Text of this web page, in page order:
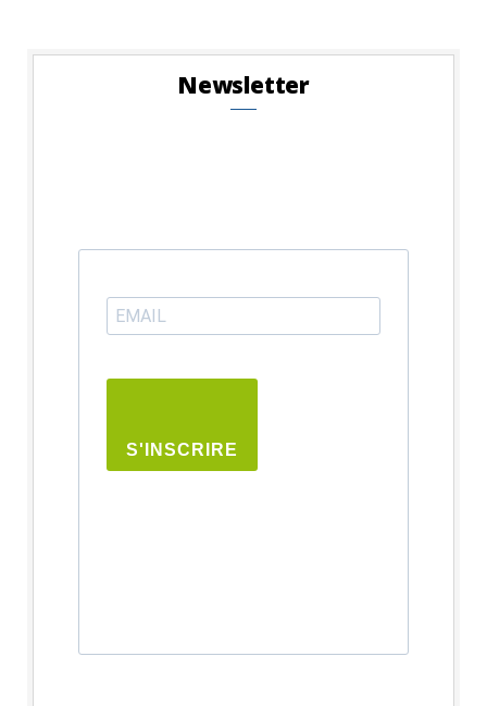
Newsletter
S'INSCRIRE